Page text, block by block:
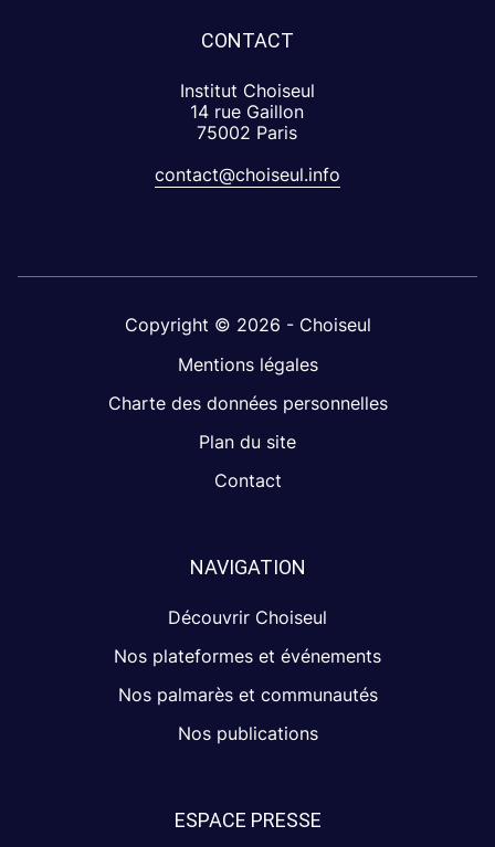
CONTACT
Institut Choiseul
14 rue Gaillon
75002 Paris
contact@choiseul.info
Copyright © 2026 - Choiseul
Mentions légales
Charte des données personnelles
Plan du site
Contact
NAVIGATION
Découvrir Choiseul
Nos plateformes et événements
Nos palmarès et communautés
Nos publications
ESPACE PRESSE